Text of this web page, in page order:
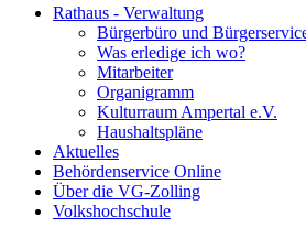
Rathaus - Verwaltung
Bürgerbüro und
Was erledige ich wo?
Mitarbeiter
Organigramm
Kulturraum Ampertal e.V.
Haushaltspläne
Aktuelles
Behördenservice Online
Über die VG-Zolling
Volkshochschule